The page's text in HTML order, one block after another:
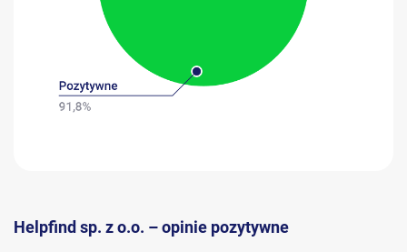
Helpfind sp. z o.o. – opinie pozytywne